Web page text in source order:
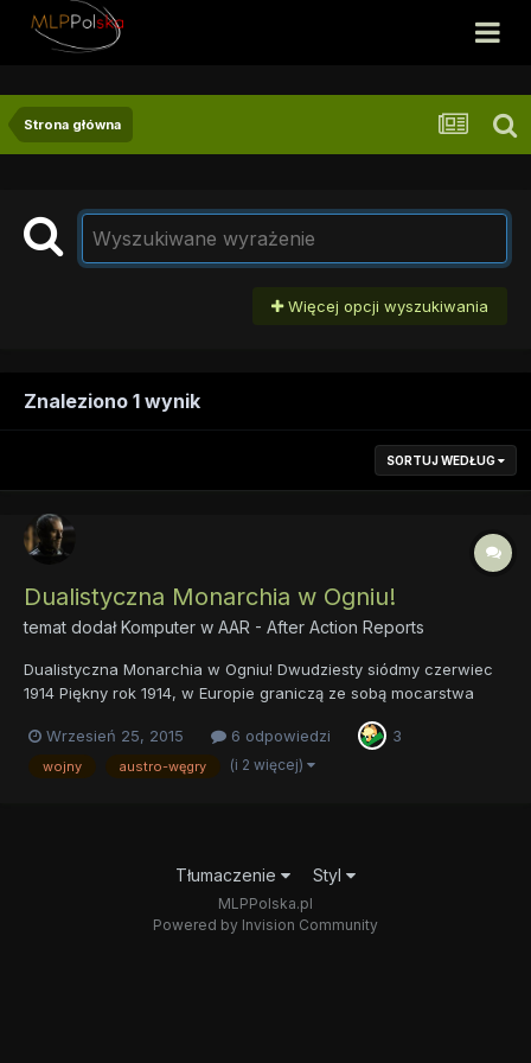
Strona główna
Więcej opcji wyszukiwania
Znaleziono 1 wynik
SORTUJ WEDŁUG
Dualistyczna Monarchia w Ogniu!
temat dodałKomputer w AAR - After Action Reports
Dualistyczna Monarchia w Ogniu! Dwudziesty siódmy czerwiec
1914 Piękny rok 1914, w Europie graniczą ze sobą mocarstwa
mamy Cesarstwo Niemieckie i Republikę Francuską, państwa te
stosunki mają conajmniej złe choć wiadomo, że to pierwsze...
Wrzesień 25, 2015 6 odpowiedzi 3
wojny austro-węgry (i 2 więcej)
Tłumaczenie Styl
MLPPolska.pl
Powered by Invision Community